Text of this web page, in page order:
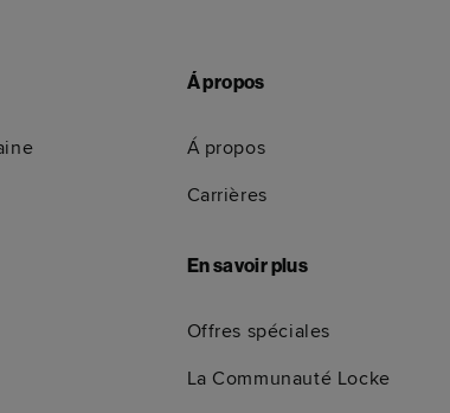
Á propos
Á propos
Carrières
En savoir plus
Offres spéciales
La Communauté Locke